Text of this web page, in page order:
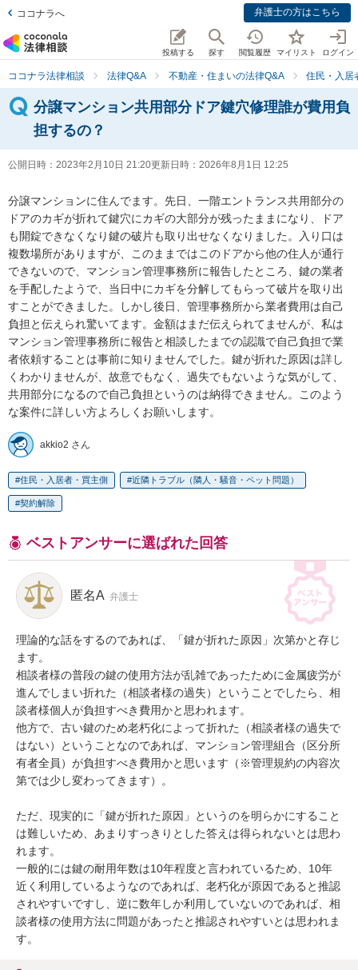
ココナラへ 弁護士の方はこちら
投稿する 探す 閲覧履歴 マイリスト ログイン
ココナラ法律相談 法律Q&A 不動産・住まいの法律Q&A 住民・入居
分譲マンション共用部分ドア鍵穴修理誰が費用負
担するの？
公開日時： 2023年2月10日 21:20更新日時： 2026年8月1日 12:25
分譲マンションに住んでます。先日、一階エントランス共用部分の
ドアのカギが折れて鍵穴にカギの大部分が残ったままになり、ドア
も開錠できなくなり鍵の破片も取り出せなくなりました。入り口は
複数場所がありますが、このままではこのドアから他の住人が通行
できないので、マンション管理事務所に報告したところ、鍵の業者
を手配したようで、当日中にカギを分解してもらって破片を取り出
すことができました。しかし後日、管理事務所から業者費用は自己
負担と伝えられ驚いてます。金額はまだ伝えられてませんが、私は
マンション管理事務所に報告と相談したまでの認識で自己負担で業
者依頼することは事前に知りませんでした。鍵が折れた原因は詳し
くわかりませんが、故意でもなく、過失でもないような気がして、
共用部分になるので自己負担というのは納得できません。このよう
な案件に詳しい方よろしくお願いします。
akkio2 さん
住民・入居者・買主側 近隣トラブル（隣人・騒音・ペット問題）
契約解除
ベストアンサーに選ばれた回答
匿名A 弁護士
理論的な話をするのであれば、「鍵が折れた原因」次第かと存じ
ます。
相談者様の普段の鍵の使用方法が乱雑であったために金属疲労が
進んでしまい折れた（相談者様の過失）ということでしたら、相
談者様個人が負担すべき費用かと思われます。
他方で、古い鍵のため老朽化によって折れた（相談者様の過失で
はない）ということなのであれば、マンション管理組合（区分所
有者全員）が負担すべき費用かと思います（※管理規約の内容次
第では少し変わってきます）。
ただ、現実的に「鍵が折れた原因」というのを明らかにすること
は難しいため、あまりすっきりとした答えは得られないとは思わ
れます。
一般的には鍵の耐用年数は10年程度と言われているため、10年
近く利用しているようなのであれば、老朽化が原因であると推認
されやすいですし、逆に数年しか利用していないのであれば、相
談者様の使用方法に問題があったと推認されやすいとは思われま
す。